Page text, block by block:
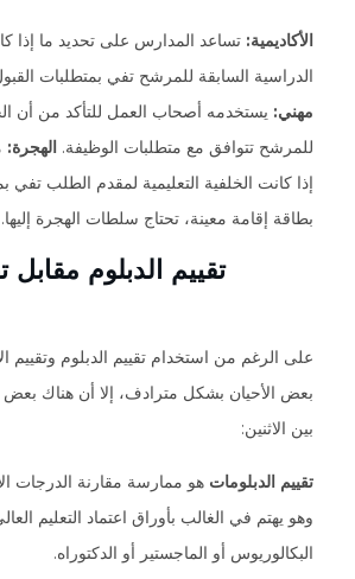
الأكاديمية: تساعد المدارس على تحديد ما إذا
الدراسية السابقة للمرشح تفي بمتطلبات
مهني: يستخدمه أصحاب العمل للتأكد من أن
للمرشح تتوافق مع متطلبات الوظيفة. الهجرة:
إذا كانت الخلفية التعليمية لمقدم الطلب تفي
بطاقة إقامة معينة، تحتاج سلطات الهجرة إليها.
تقييم الدبلوم مقابل
على الرغم من استخدام تقييم الدبلوم وتقييم
بعض الأحيان بشكل مترادف، إلا أن هناك بعض
بين الاثنين:
تقييم الدبلومات هو ممارسة مقارنة الدرجات
وهو يهتم في الغالب بأوراق اعتماد التعليم
البكالوريوس أو الماجستير أو الدكتوراه.